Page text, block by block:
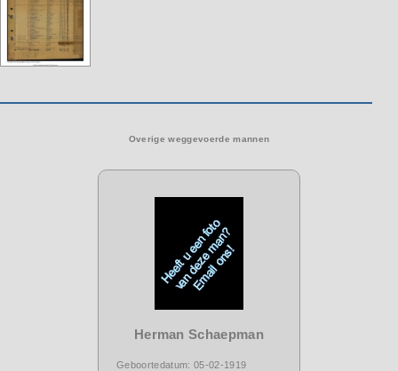
Overige weggevoerde mannen
Herman Schaepman
Geboortedatum: 05-02-1919